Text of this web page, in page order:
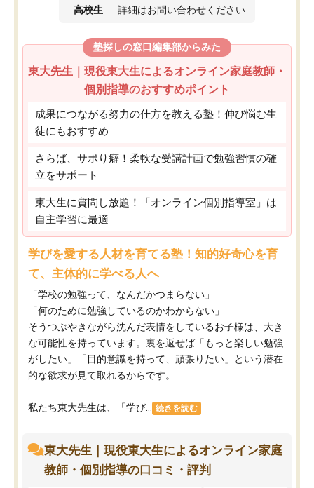
高校生 詳細はお問い合わせください
塾探しの窓口編集部からみた
東大先生｜現役東大生によるオンライン家庭教師・
個別指導のおすすめポイント
成果につながる努力の仕方を教える塾！伸び悩む生
徒にもおすすめ
さらば、サボり癖！柔軟な受講計画で勉強習慣の確
立をサポート
東大生に質問し放題！「オンライン個別指導室」は
自主学習に最適
学びを愛する人材を育てる塾！知的好奇心を育
て、主体的に学べる人へ
「学校の勉強って、なんだかつまらない」
「何のために勉強しているのかわからない」
そうつぶやきながら沈んだ表情をしているお子様は、大き
な可能性を持っています。裏を返せば「もっと楽しい勉強
がしたい」「目的意識を持って、頑張りたい」という潜在
的な欲求が見て取れるからです。
私たち東大先生は、「学び... 続きを読む
東大先生｜現役東大生によるオンライン家庭
教師・個別指導の口コミ・評判